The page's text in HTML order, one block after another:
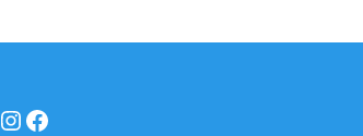
Instagram
Facebook